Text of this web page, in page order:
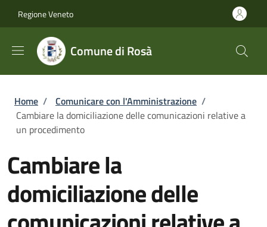
Regione Veneto
Comune di Rosà
Briciole di pane
Home / Comunicare con l'Amministrazione /
Cambiare la domiciliazione delle comunicazioni relative a
un procedimento
Cambiare la
domiciliazione delle